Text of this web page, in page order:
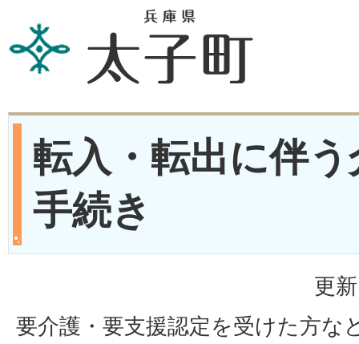
転入・転出に伴
手続き
更
要介護・要支援認定を受けた方な